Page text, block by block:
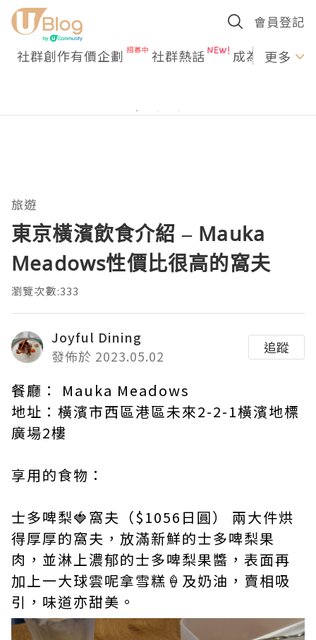
會員登記
社群創作有價企劃 社群熱話 成為U更多
旅遊
東京橫濱飲食介紹 – Mauka
Meadows性價比很高的窩夫
瀏覽次數:333
Joyful Dining
發佈於 2023.05.02
追蹤
餐廳： Mauka Meadows
地址：橫濱市西區港區未來2-2-1橫濱地標
廣場2樓
享用的食物：
士多啤梨🍓窩夫（$1056日圓） 兩大件烘
得厚厚的窩夫，放滿新鮮的士多啤梨果
肉，並淋上濃郁的士多啤梨果醬，表面再
加上一大球雲呢拿雪糕🍦及奶油，賣相吸
引，味道亦甜美。